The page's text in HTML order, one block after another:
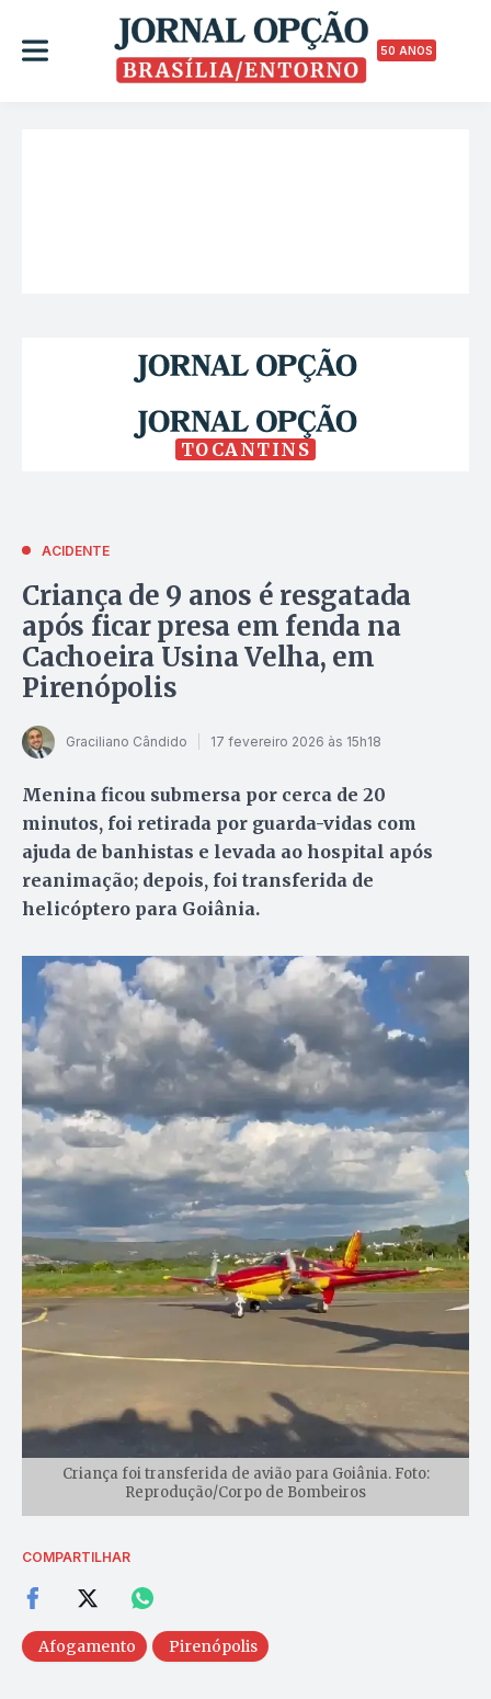
50 ANOS
TOCANTINS
ACIDENTE
Criança de 9 anos é resgatada
após ficar presa em fenda na
Cachoeira Usina Velha, em
Pirenópolis
Graciliano Cândido 17 fevereiro 2026 às 15h18
Menina ficou submersa por cerca de 20
minutos, foi retirada por guarda-vidas com
ajuda de banhistas e levada ao hospital após
reanimação; depois, foi transferida de
helicóptero para Goiânia.
Criança foi transferida de avião para Goiânia. Foto:
Reprodução/Corpo de Bombeiros
COMPARTILHAR
Afogamento Pirenópolis